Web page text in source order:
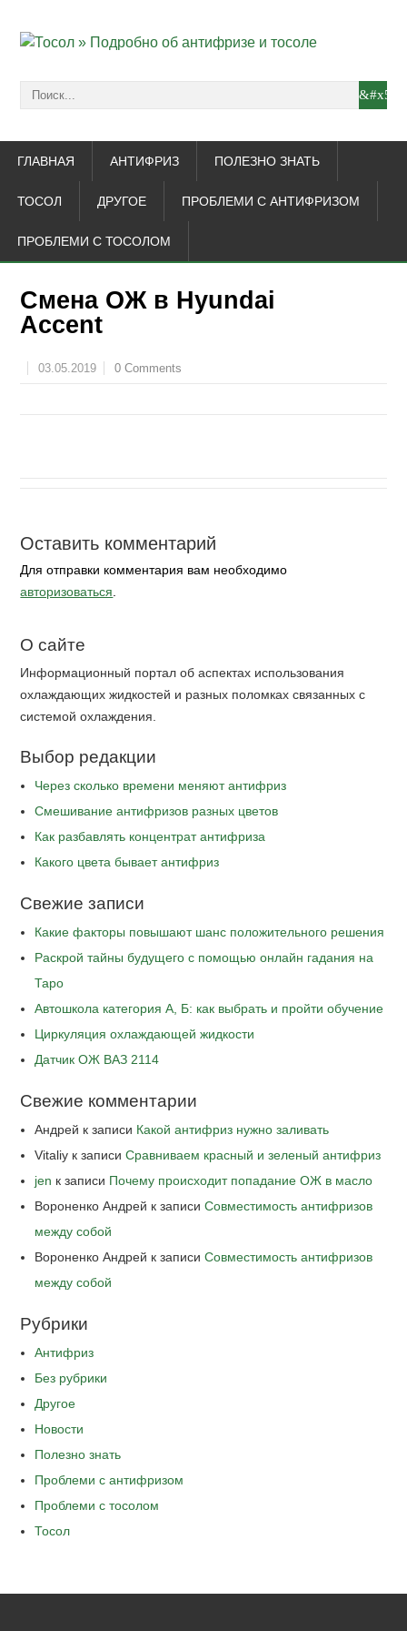
ГЛАВНАЯ АНТИФРИЗ ПОЛЕЗНО ЗНАТЬ
ТОСОЛ ДРУГОЕ ПРОБЛЕМИ С АНТИФРИЗОМ
ПРОБЛЕМИ С ТОСОЛОМ
Смена ОЖ в Hyundai
Accent
03.05.2019 0 Comments
Оставить комментарий
Для отправки комментария вам необходимо
авторизоваться
О сайте
Информационный портал об аспектах использования
охлаждающих жидкостей и разных поломках связанных с
системой охлаждения.
Выбор редакции
Через сколько времени меняют антифриз
Cмешивание антифризов разных цветов
Как разбавлять концентрат антифриза
Какого цвета бывает антифриз
Свежие записи
Какие факторы повышают шанс положительного решения
Раскрой тайны будущего с помощью онлайн гадания на
Таро
Автошкола категория А, Б: как выбрать и пройти обучение
Циркуляция охлаждающей жидкости
Датчик ОЖ ВАЗ 2114
Свежие комментарии
Андрей к записи Какой антифриз нужно заливать
Vitaliy к записиСравниваем красный и зеленый антифриз
jen к записи Почему происходит попадание ОЖ в масло
Вороненко Андрей к записиСовместимость антифризов
между собой
Вороненко Андрей к записиСовместимость антифризов
между собой
Рубрики
Антифриз
Без рубрики
Другое
Новости
Полезно знать
Проблеми с антифризом
Проблеми с тосолом
Тосол